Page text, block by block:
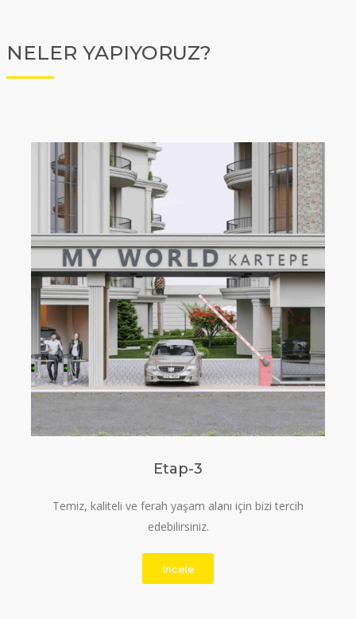
NELER YAPIYORUZ?
Etap-3
Temiz, kaliteli ve ferah yaşam alanı için bizi tercih
edebilirsiniz.
İncele